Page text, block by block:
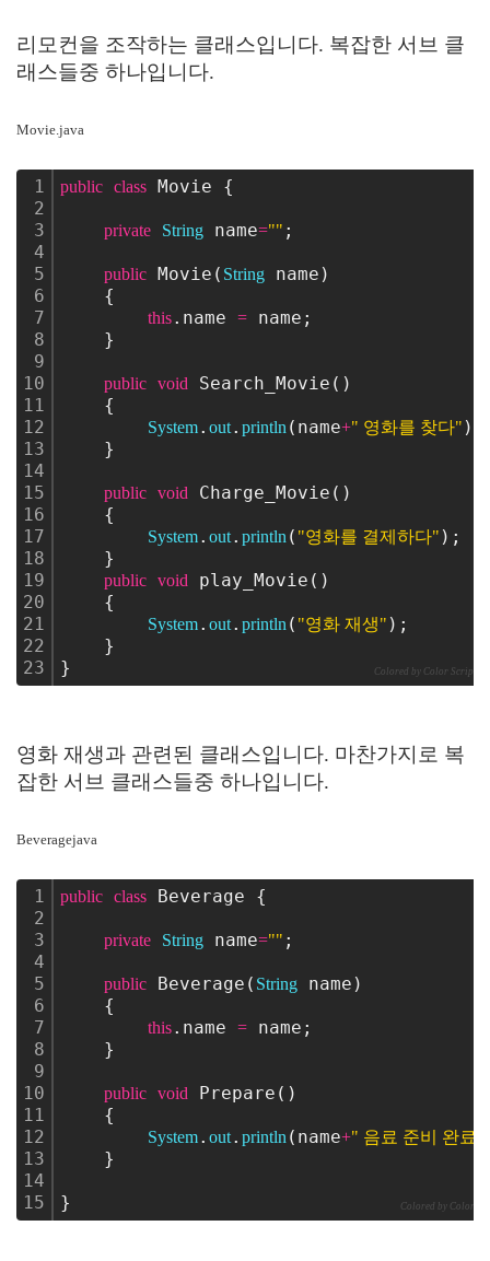
리모컨을 조작하는 클래스입니다. 복잡한 서브 클
래스들중 하나입니다.
Movie.java
1
2
3
4
5
6
7
8
9
10
11
12
13
14
15
16
17
18
19
20
21
22
23
public class Movie {
private String name="" ;
public Movie( String name)
{
this.name = name;
}
public void
Search_Movie()
{
System. out. println (name+" 영화를 찾다" );
}
public void
Charge_Movie()
{
System. out. println ( "영화를 결제하다" );
}
public void
play_Movie()
{
System. out. println ( "영화 재생" );
}
}
Colored by Color Scripter
영화 재생과 관련된 클래스입니다. 마찬가지로 복
잡한 서브 클래스들중 하나입니다.
Beveragejava
1
2
3
4
5
6
7
8
9
10
11
12
13
14
15
public class Beverage {
private String name="" ;
public Beverage( String name)
{
this.name = name;
}
public void
Prepare()
{
System. out. println (name+" 음료 준비 완료 "
}
} Colored by Color